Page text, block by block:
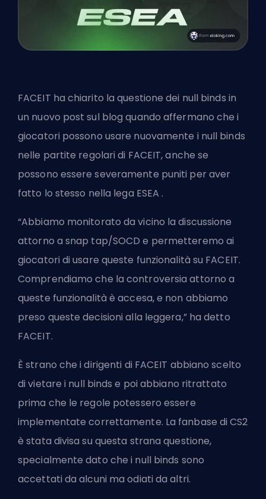
FACEIT ha chiarito la questione dei null binds in
un nuovo post sul blog quando affermano che i
giocatori possono usare nuovamente i null binds
nelle partite regolari di FACEIT, anche se
possono essere severamente puniti per aver
fatto lo stesso nella lega ESEA .
“Abbiamo monitorato da vicino la discussione
attorno a snap tap/SOCD e permetteremo ai
giocatori di usare queste funzionalità su FACEIT.
Comprendiamo che la controversia attorno a
queste funzionalità è accesa, e non abbiamo
preso queste decisioni alla leggera,” ha detto
FACEIT.
È strano che i dirigenti di FACEIT abbiano scelto
di vietare i null binds e poi abbiano ritrattato
prima che le regole potessero essere
implementate correttamente. La fanbase di CS2
è stata divisa su questa strana questione,
specialmente dato che i null binds sono
accettati da alcuni ma odiati da altri.